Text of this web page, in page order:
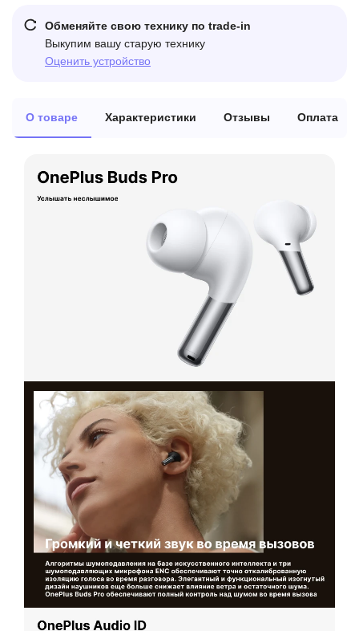
Обменяйте свою технику по trade-in
Выкупим вашу старую технику
Оценить устройство
О товаре Характеристики Отзывы Оплата